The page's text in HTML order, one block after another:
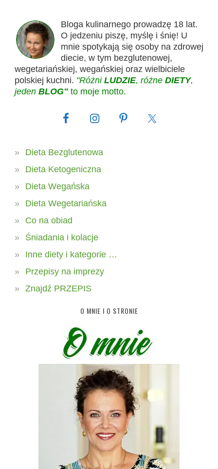
Bloga kulinarnego prowadzę 18 lat.
O jedzeniu piszę, myślę i śnię! U
mnie spotykają się osoby na zdrowej
diecie, w tym bezglutenowej,
wegetariańskiej, wegańskiej oraz wielbiciele
polskiej kuchni. "Różni LUDZIE, różne DIETY,
jeden BLOG" to moje motto.
Dieta Bezglutenowa
Dieta Ketogeniczna
Dieta Wegańska
Dieta Wegetariańska
Co na obiad
Śniadania i kolacje
Inne diety i kategorie …
Przepisy na imprezy
Znajdź PRZEPIS
O MNIE I O STRONIE